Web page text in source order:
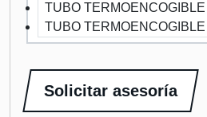
TUBO
TUBO
Solicitar asesoría